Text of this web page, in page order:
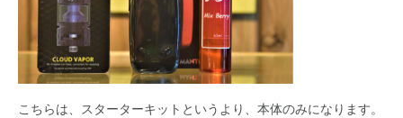
こちらは、スターターキットというより、本体のみになります。